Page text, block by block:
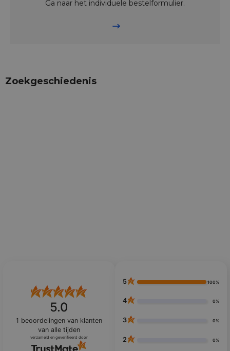
Ga naar het individuele bestelformulier.
Zoekgeschiedenis
5.0
1 beoordelingen van klanten
van alle tijden
verzameld en geverifieerd door
5 100%
4 0%
3 0%
2 0%